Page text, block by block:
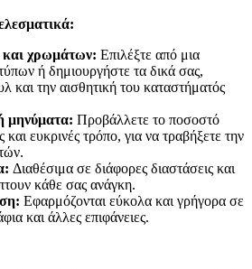
και χρωμάτων: Επιλέξτε από μια
ή δημιουργήστε τα δικά σας,
και την αισθητική του καταστήματός
μηνύματα: Προβάλλετε το ποσοστό
ευκρινές τρόπο, για να τραβήξετε την
Διαθέσιμα σε διάφορες διαστάσεις και
κάθε σας ανάγκη.
Εφαρμόζονται εύκολα και γρήγορα σε
και άλλες επιφάνειες.